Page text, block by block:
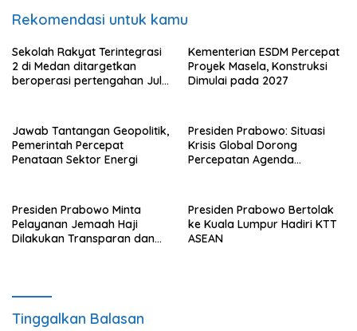
Rekomendasi untuk kamu
Sekolah Rakyat Terintegrasi
2 di Medan ditargetkan
beroperasi pertengahan Juli
Kementerian ESDM Percepat
Proyek Masela, Konstruksi
Dimulai pada 2027
Jawab Tantangan Geopolitik,
Pemerintah Percepat
Penataan Sektor Energi
Presiden Prabowo: Situasi
Krisis Global Dorong
Percepatan Agenda
Presiden Prabowo Minta
Pelayanan Jemaah Haji
Dilakukan Transparan dan
Presiden Prabowo Bertolak
ke Kuala Lumpur Hadiri KTT
ASEAN
Tinggalkan Balasan